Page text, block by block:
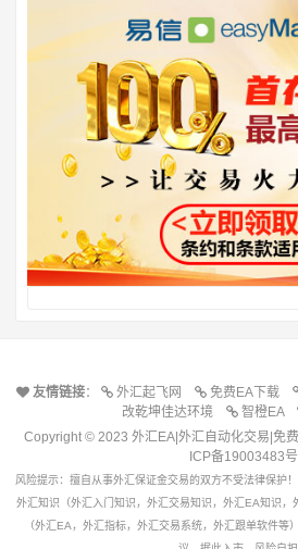
友情链接： 外汇起飞网 免费EA下载
改乾坤佳达环境
智橙EA
Copyright © 2023 外汇EA|外汇自动化交易|免
ICP备19003483号
风险提示：擅自从事外汇保证金交易的双方不受法律保护
外汇知识（外汇入门知识，外汇交易知识，外汇EA知识
（外汇EA，外汇指标，外汇交易系统，外汇跟单软件等